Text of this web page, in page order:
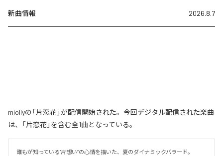
新曲情報 2026.8.7
miollyの「片恋花」が配信開始された。今回デジタル配信された楽曲
は、「片恋花」を含む全1曲となっている。
誰もが知っている"片想い”の心情を描いた、夏のダイナミックバラード。